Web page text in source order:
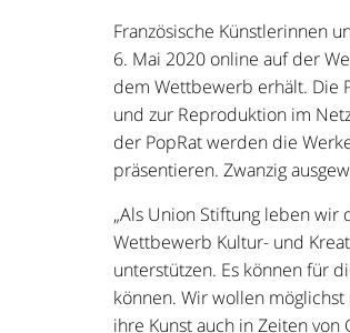
Französische Künstlerinnen
6. Mai 2020 online auf der
dem Wettbewerb erhält. Die
und zur Reproduktion im
der PopRat werden die
präsentieren. Zwanzig
„Als Union Stiftung leben
Wettbewerb Kultur- und
unterstützen. Es können für
können. Wir wollen
ihre Kunst auch in Zeiten von